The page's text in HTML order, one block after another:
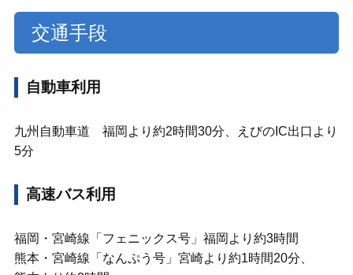
交通手段
自動車利用
九州自動車道 福岡より約2時間30分、えびのIC出口より
5分
高速バス利用
福岡・宮崎線「フェニックス号」福岡より約3時間
熊本・宮崎線「なんぷう号」宮崎より約1時間20分、
その他